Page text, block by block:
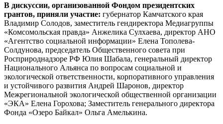
В дискуссии, организованной Фондом президентских
грантов, приняли участие: губернатор Камчатского края
Владимир Солодов, заместитель гендиректора Медиагруппы
«Комсомольская правда» Анжелика Сулхаева, директор АНО
«Агентство социальной информации» Елена Тополева-
Солдунова, председатель Общественного совета при
Росприроднадзоре РФ Юлия Шабала, генеральный директор
Национального Альянса по вопросам социальной и
экологической ответственности, корпоративного управления
и устойчивого развития Андрей Шаронов, директор
Межрегиональной экологической общественной организации
«ЭКА» Елена Горохова; Заместитель генерального директора
Фонда «Озеро Байкал» Ольга Амелькина.